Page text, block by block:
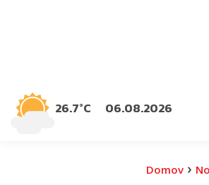
26.7°C 06.08.2026
Domov ›